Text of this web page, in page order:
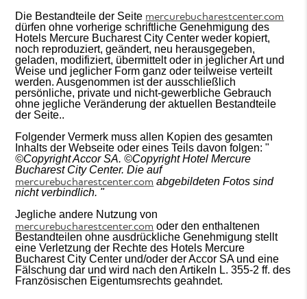
Die Bestandteile der Seite mercurebucharestcenter.com
dürfen ohne vorherige schriftliche Genehmigung des
Hotels Mercure Bucharest City Center weder kopiert,
noch reproduziert, geändert, neu herausgegeben,
geladen, modifiziert, übermittelt oder in jeglicher Art und
Weise und jeglicher Form ganz oder teilweise verteilt
werden. Ausgenommen ist der ausschließlich
persönliche, private und nicht-gewerbliche Gebrauch
ohne jegliche Veränderung der aktuellen Bestandteile
der Seite..
Folgender Vermerk muss allen Kopien des gesamten
Inhalts der Webseite oder eines Teils davon folgen: "
©Copyright Accor SA.©CopyrightHotel Mercure
Bucharest City Center. Die auf
mercurebucharestcenter.com abgebildeten Fotos sind
nicht verbindlich. "
Jegliche andere Nutzung von
mercurebucharestcenter.com oder den enthaltenen
Bestandteilen ohne ausdrückliche Genehmigung stellt
eine Verletzung der Rechte des Hotels Mercure
Bucharest City Center und/oder der Accor SA und eine
Fälschung dar und wird nach den Artikeln L. 355-2 ff. des
Französischen Eigentumsrechts geahndet.